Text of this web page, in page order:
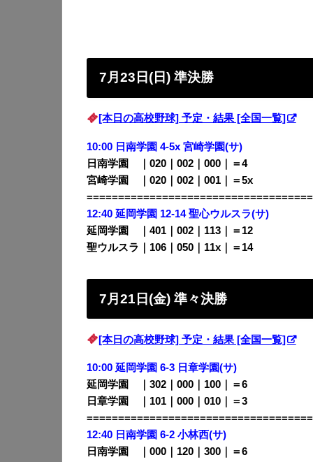
7月23日(日) 準決勝
[本日の高校野球] 予定・結果 [全国一覧]
10:00 日南学園 4-5x 宮崎学園(サ)
日南学園 ｜020｜002｜000｜＝4
宮崎学園 ｜020｜002｜001｜＝5x
12:40 延岡学園 12-14 聖心ウルスラ(サ)
延岡学園 ｜401｜002｜113｜＝12
聖ウルスラ｜106｜050｜11x｜＝14
7月21日(金) 準々決勝
[本日の高校野球] 予定・結果 [全国一覧]
10:00 延岡学園 6-3 日章学園(サ)
延岡学園 ｜302｜000｜100｜＝6
日章学園 ｜101｜000｜010｜＝3
12:40 日南学園 6-2 小林西(サ)
日南学園 ｜000｜120｜300｜＝6